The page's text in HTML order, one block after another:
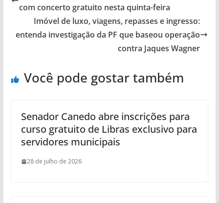
com concerto gratuito nesta quinta-feira
Imóvel de luxo, viagens, repasses e ingresso:
entenda investigação da PF que baseou operação
contra Jaques Wagner
Você pode gostar também
Senador Canedo abre inscrições para
curso gratuito de Libras exclusivo para
servidores municipais
28 de julho de 2026